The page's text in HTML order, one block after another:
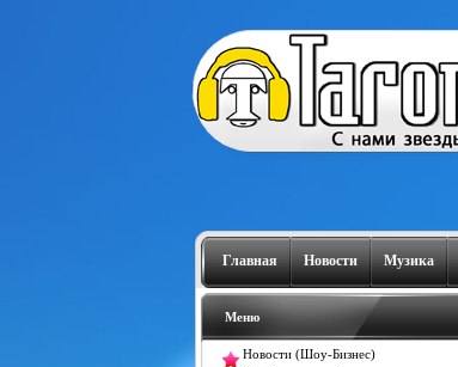
Главная Новости Музика
Меню
Новости (Шоу-Бизнес)